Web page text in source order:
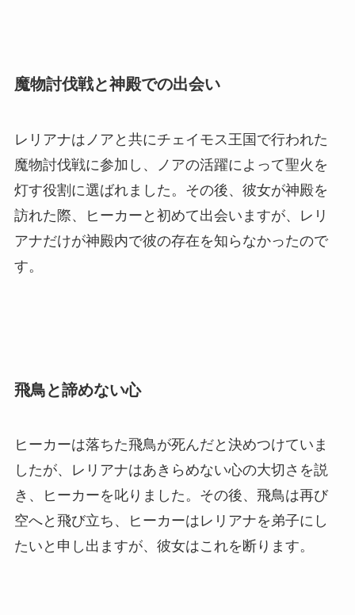
魔物討伐戦と神殿での出会い
レリアナはノアと共にチェイモス王国で行われた
魔物討伐戦に参加し、ノアの活躍によって聖火を
灯す役割に選ばれました。その後、彼女が神殿を
訪れた際、ヒーカーと初めて出会いますが、レリ
アナだけが神殿内で彼の存在を知らなかったので
す。
飛鳥と諦めない心
ヒーカーは落ちた飛鳥が死んだと決めつけていま
したが、レリアナはあきらめない心の大切さを説
き、ヒーカーを叱りました。その後、飛鳥は再び
空へと飛び立ち、ヒーカーはレリアナを弟子にし
たいと申し出ますが、彼女はこれを断ります。